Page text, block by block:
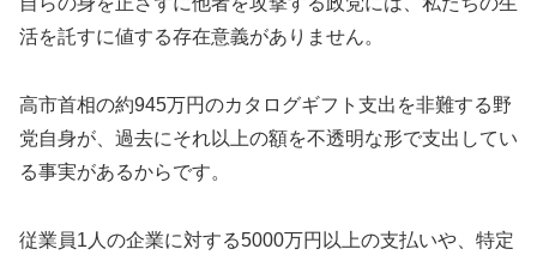
活を託すに値する存在意義がありません。
高市首相の約945万円のカタログギフト支出を非難する野
党自身が、過去にそれ以上の額を不透明な形で支出してい
る事実があるからです。
従業員1人の企業に対する5000万円以上の支払いや、特定